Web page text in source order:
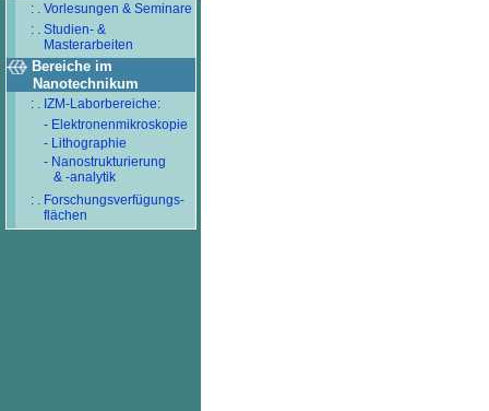
: . Vorlesungen & Seminare
: . Studien- &
Masterarbeiten
Bereiche im
Nanotechnikum
: . IZM-Laborbereiche:
- Elektronenmikroskopie
- Lithographie
- Nanostrukturierung
& -analytik
: . Forschungsverfügungs-
flächen